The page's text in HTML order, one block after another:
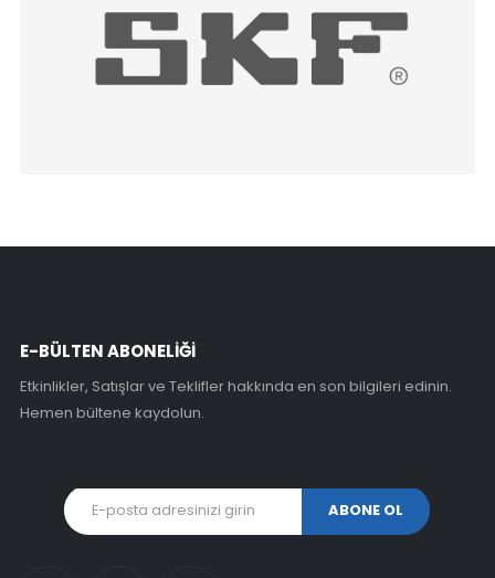
E-BÜLTEN ABONELİĞİ
Etkinlikler, Satışlar ve Teklifler hakkında en son bilgileri edinin.
Hemen bültene kaydolun.